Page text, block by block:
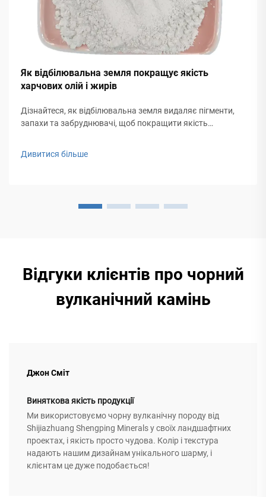
Як відбілювальна земля покращує якість
харчових олій і жирів
Дізнайтеся, як відбілювальна земля видаляє пігменти,
запахи та забруднювачі, щоб покращити якість
Дивитися більше
Відгуки клієнтів про чорний
вулканічний камінь
Джон Сміт
Виняткова якість продукції
Ми використовуємо чорну вулканічну породу від
Shijiazhuang Shengping Minerals у своїх ландшафтних
проектах, і якість просто чудова. Колір і текстура
надають нашим дизайнам унікального шарму, і
клієнтам це дуже подобається!